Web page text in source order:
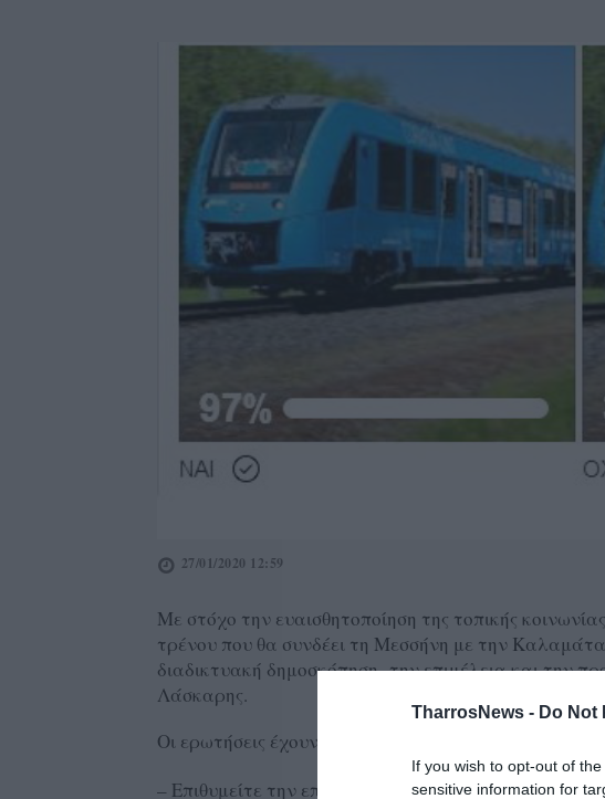
TharrosNews - Do Not
If you wish to opt-out of
sensitive information for
27/01/2020 12:59
Με στόχο την ευαισθητοποίηση της τοπικής
τρένου που θα συνδέει τη Μεσσήνη με την
διαδικτυακή δημοσκόπηση, την επιμέλεια και την
Λάσκαρης.
Οι ερωτήσεις έχουν ως εξής:
– Επιθυμείτε την επιστροφή του τρένου στις ράγες;